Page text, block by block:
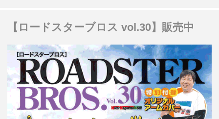
【ロードスターブロス vol.30】販売中